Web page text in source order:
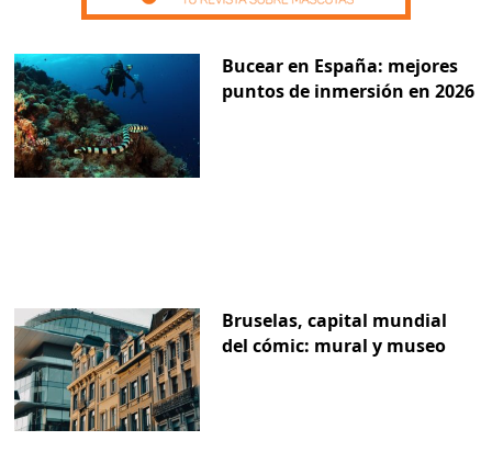
Bucear en España: mejores
puntos de inmersión en 2026
Bruselas, capital mundial
del cómic: mural y museo